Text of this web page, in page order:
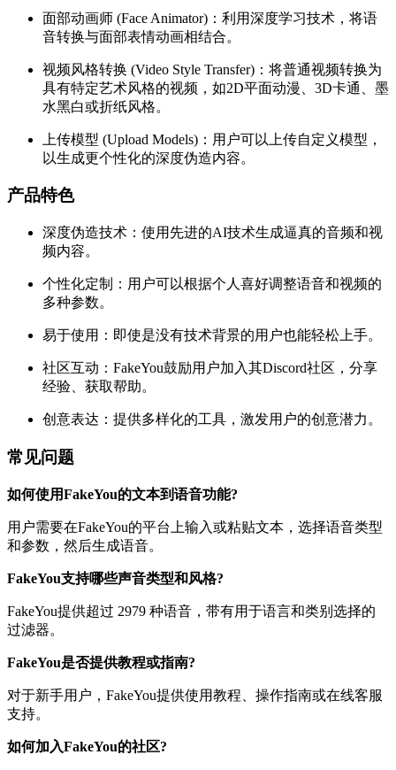
面部动画师 (Face Animator)：利用深度学习技术，将语
音转换与面部表情动画相结合。
视频风格转换 (Video Style Transfer)：将普通视频转换为
具有特定艺术风格的视频，如2D平面动漫、3D卡通、墨
水黑白或折纸风格。
上传模型 (Upload Models)：用户可以上传自定义模型，
以生成更个性化的深度伪造内容。
产品特色
深度伪造技术：使用先进的AI技术生成逼真的音频和视
频内容。
个性化定制：用户可以根据个人喜好调整语音和视频的
多种参数。
易于使用：即使是没有技术背景的用户也能轻松上手。
社区互动：FakeYou鼓励用户加入其Discord社区，分享
经验、获取帮助。
创意表达：提供多样化的工具，激发用户的创意潜力。
常见问题
如何使用FakeYou的文本到语音功能?
用户需要在FakeYou的平台上输入或粘贴文本，选择语音类型
和参数，然后生成语音。
FakeYou支持哪些声音类型和风格?
FakeYou提供超过 2979 种语音，带有用于语言和类别选择的
过滤器。
FakeYou是否提供教程或指南?
对于新手用户，FakeYou提供使用教程、操作指南或在线客服
支持。
如何加入FakeYou的社区?